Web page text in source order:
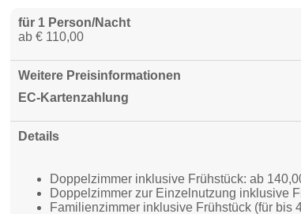
für 1 Person/Nacht
ab € 110,00
Weitere Preisinformationen
EC-Kartenzahlung
Details
Doppelzimmer inklusive Frühstück: ab
Doppelzimmer zur Einzelnutzung inklusive
Familienzimmer inklusive Frühstück (für bis